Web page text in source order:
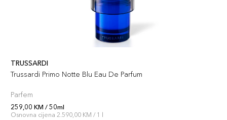
TRUSSARDI
Trussardi Primo Notte Blu Eau De Parfum
Parfem
259,00 KM / 50ml
Osnovna cijena 2.590,00 KM / 1 l